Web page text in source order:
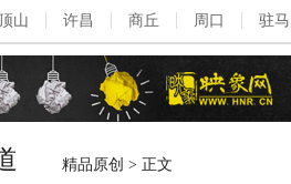
山 许昌 商丘 周口 驻
精品原创 > 正文